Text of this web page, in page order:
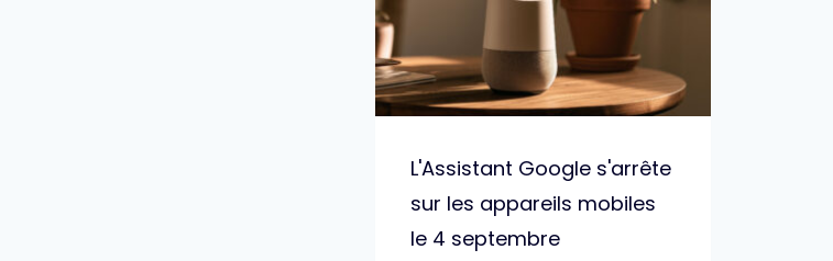
L'Assistant Google s'arrête
sur les appareils mobiles
le 4 septembre